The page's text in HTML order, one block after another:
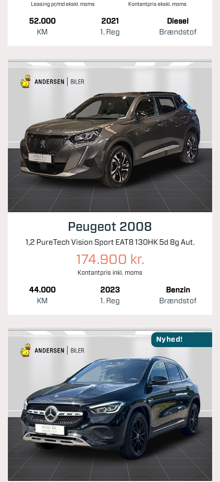
Leasing pr/md ekskl. moms Kontantpris ekskl. moms
52.000
KM
2021
1. Reg
Diesel
Brændstof
Peugeot 2008
1,2 PureTech Vision Sport EAT8 130HK 5d 8g Aut.
174.900 kr.
Kontantpris inkl. moms
44.000
KM
2023
1. Reg
Benzin
Brændstof
Nyhed!